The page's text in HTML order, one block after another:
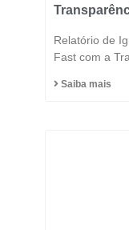
Relatório de
Fast com a
Saiba mais